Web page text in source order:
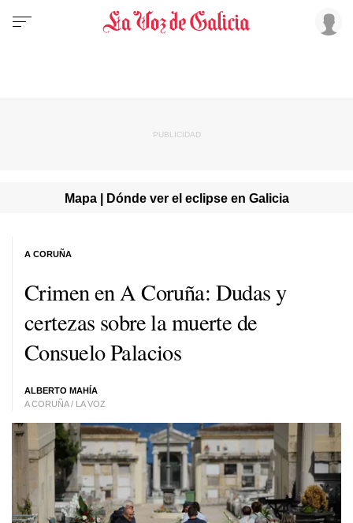
Mapa | Dónde ver el eclipse en Galicia
Crimen en A Coruña: Dudas y
certezas sobre la muerte de
Consuelo Palacios
ALBERTO MAHÍA
A CORUÑA / LA VOZ
A CORUÑA